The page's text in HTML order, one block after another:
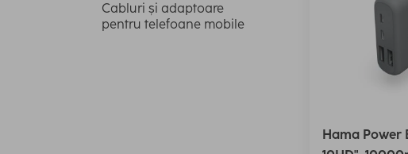
Cabluri și adaptoare
pentru telefoane mobile
Hama Power